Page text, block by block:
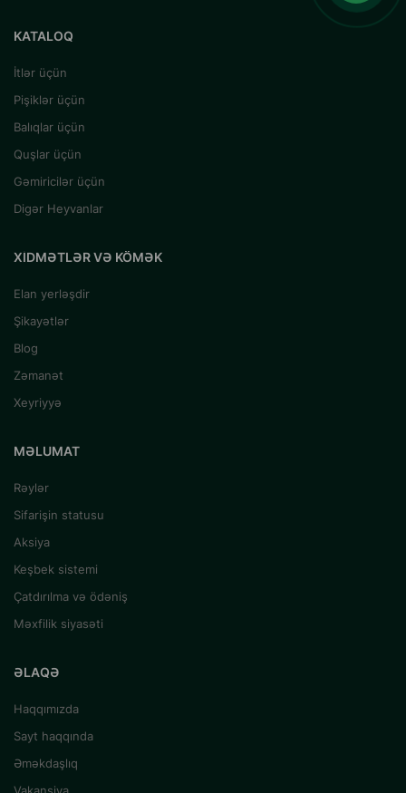
KATALOQ
İtlər üçün
Pişiklər üçün
Balıqlar üçün
Quşlar üçün
Gəmiricilər üçün
Digər Heyvanlar
XIDMƏTLƏR VƏ KÖMƏK
Elan yerləşdir
Şikayətlər
Blog
Zəmanət
Xeyriyyə
MƏLUMAT
Rəylər
Sifarişin statusu
Aksiya
Keşbek sistemi
Çatdırılma və ödəniş
Məxfilik siyasəti
ƏLAQƏ
Haqqımızda
Sayt haqqında
Əməkdaşlıq